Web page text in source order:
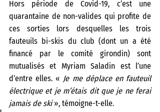
Hors période de Covid-19, c’est une
quarantaine de non-valides qui profite de
ces sorties lors desquelles les trois
fauteuils bi-skis du club (dont un a été
financé par le comité girondin) sont
mutualisés et Myriam Saladin est l’une
d’entre elles. « Je me déplace en fauteuil
électrique et je m’étais dit que je ne ferai
jamais de ski », témoigne-t-elle.